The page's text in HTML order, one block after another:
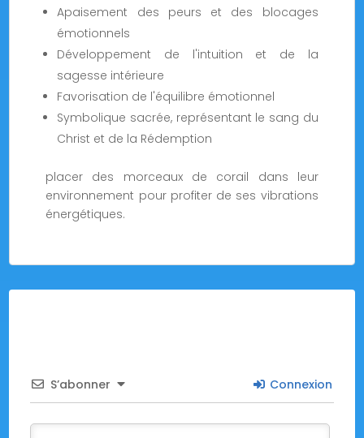
Apaisement des peurs et des blocages
émotionnels
Développement de l'intuition et de la
sagesse intérieure
Favorisation de l'équilibre émotionnel
Symbolique sacrée, représentant le sang du
Christ et de la Rédemption
placer des morceaux de corail dans leur
environnement pour profiter de ses vibrations
énergétiques.
S’abonner Connexion